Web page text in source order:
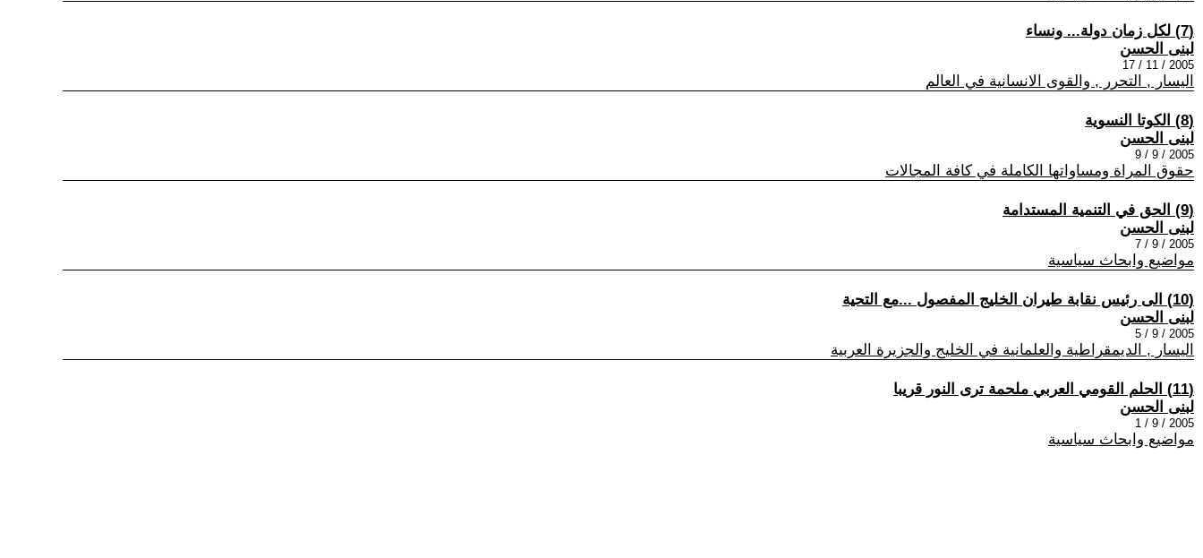
(7) لكل زمان دولة... ونساء
لبنى الحسن
2005 / 11 / 17
اليسار , التحرر , والقوى الانسانية في العالم
(8) الكوتا النسوية
لبنى الحسن
2005 / 9 / 9
حقوق المراة ومساواتها الكاملة في كافة المجالات
(9) الحق في التنمية المستدامة
لبنى الحسن
2005 / 9 / 7
مواضيع وابحاث سياسية
(10) الى رئيس نقابة طيران الخليج المفصول ...مع التحية
لبنى الحسن
2005 / 9 / 5
اليسار , الديمقراطية والعلمانية في الخليج والجزيرة العربية
(11) الحلم القومي العربي ملحمة ترى النور قريبا
لبنى الحسن
2005 / 9 / 1
مواضيع وابحاث سياسية